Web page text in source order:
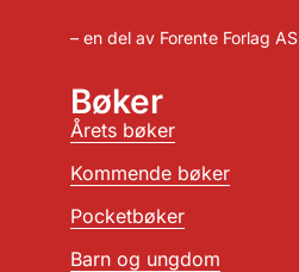
– en del av Forente Forlag AS
Bøker
Årets bøker
Kommende bøker
Pocketbøker
Barn og ungdom